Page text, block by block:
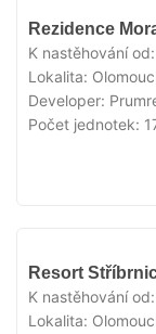
Rezidence
K nastěhování od:
Lokalita:
Developer:
Počet jednotek:
Resort
K nastěhování od:
Lokalita: